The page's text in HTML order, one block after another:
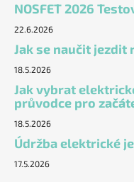
NOSFET 2026
22.6.2026
Jak se naučit
18.5.2026
Jak vybrat
průvodce pro
18.5.2026
Údržba elektrické
17.5.2026